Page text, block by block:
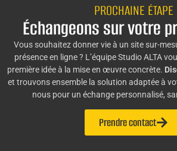
PROCHAINE ÉTAPE
Échangeons sur votre
Vous souhaitez donner vie à un site sur-
présence en ligne ? L’équipe Studio ALTA
première idée à la mise en œuvre concrète.
et trouvons ensemble la solution adaptée à
nous pour un échange personnalisé,
Prendre contact